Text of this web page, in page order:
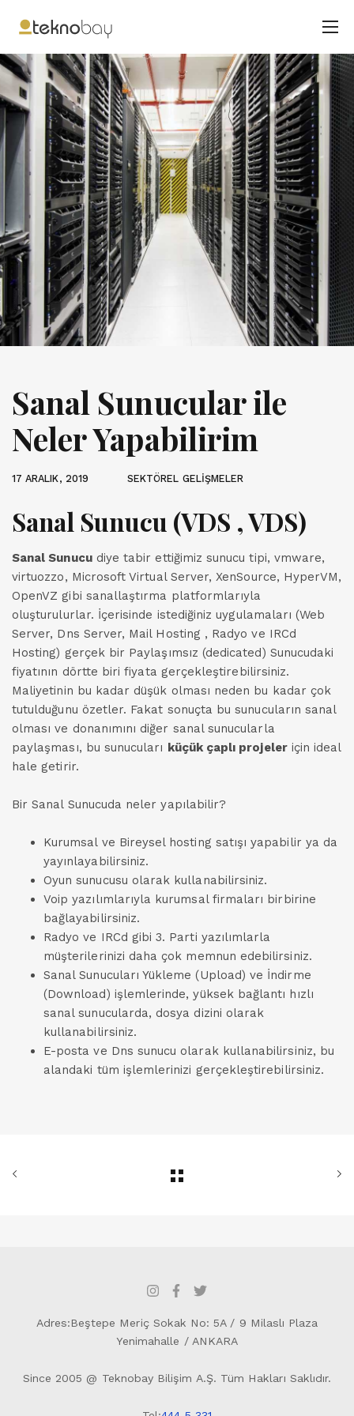
Sanal Sunucular ile
Neler Yapabilirim
17 ARALIK, 2019 SEKTÖREL GELİŞMELER
Sanal Sunucu (VDS , VDS)
Sanal Sunucudiye tabir ettiğimiz sunucu tipi, vmware,
virtuozzo, Microsoft Virtual Server, XenSource, HyperVM,
OpenVZ gibi sanallaştırma platformlarıyla
oluşturulurlar. İçerisinde istediğiniz uygulamaları (Web
Server, Dns Server, Mail Hosting , Radyo ve IRCd
Hosting) gerçek bir Paylaşımsız (dedicated) Sunucudaki
fiyatının dörtte biri fiyata gerçekleştirebilirsiniz.
Maliyetinin bu kadar düşük olması neden bu kadar çok
tutulduğunu özetler. Fakat sonuçta bu sunucuların sanal
olması ve donanımını diğer sanal sunucularla
paylaşması, bu sunucuları küçük çaplı projeleriçin ideal
hale getirir.
Bir Sanal Sunucuda neler yapılabilir?
Kurumsal ve Bireysel hosting satışı yapabilir ya da
yayınlayabilirsiniz.
Oyun sunucusu olarak kullanabilirsiniz.
Voip yazılımlarıyla kurumsal firmaları birbirine
bağlayabilirsiniz.
Radyo ve IRCd gibi 3. Parti yazılımlarla
müşterilerinizi daha çok memnun edebilirsiniz.
Sanal Sunucuları Yükleme (Upload) ve İndirme
(Download) işlemlerinde, yüksek bağlantı hızlı
sanal sunucularda, dosya dizini olarak
kullanabilirsiniz.
E-posta ve Dns sunucu olarak kullanabilirsiniz, bu
alandaki tüm işlemlerinizi gerçekleştirebilirsiniz.
Adres:Beştepe Meriç Sokak No: 5A / 9 Milaslı Plaza
Yenimahalle / ANKARA
Since 2005 @ Teknobay Bilişim A.Ş. Tüm Hakları Saklıdır.